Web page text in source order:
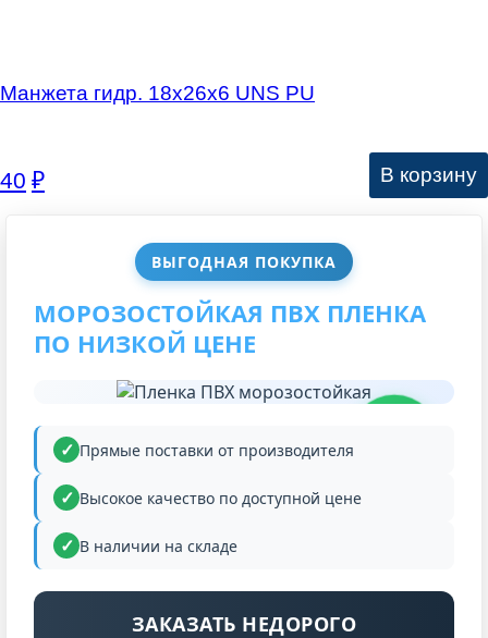
ВЫГОДНАЯ ПОКУПКА
МОРОЗОСТОЙКАЯ ПВХ ПЛЕНКА
ПО НИЗКОЙ ЦЕНЕ
Прямые поставки от производителя
Высокое качество по доступной цене
В наличии на складе
ЗАКАЗАТЬ НЕДОРОГО
Манжета гидр. 18х26х6 UNS PU
40 ₽ В корзину